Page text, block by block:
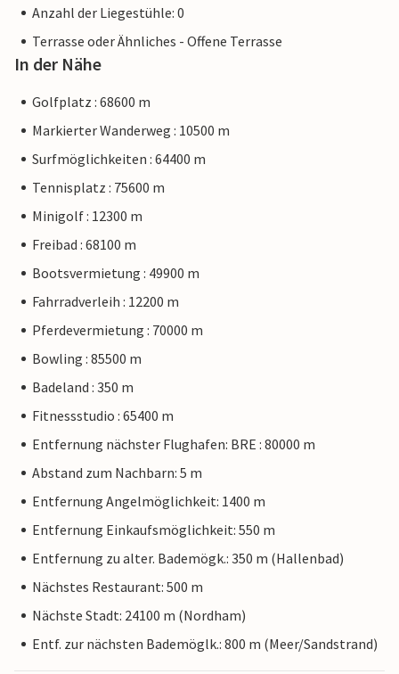
Anzahl der Liegestühle: 0
Terrasse oder Ähnliches - Offene Terrasse
In der Nähe
Golfplatz : 68600 m
Markierter Wanderweg : 10500 m
Surfmöglichkeiten : 64400 m
Tennisplatz : 75600 m
Minigolf : 12300 m
Freibad : 68100 m
Bootsvermietung : 49900 m
Fahrradverleih : 12200 m
Pferdevermietung : 70000 m
Bowling : 85500 m
Badeland : 350 m
Fitnessstudio : 65400 m
Entfernung nächster Flughafen: BRE : 80000 m
Abstand zum Nachbarn: 5 m
Entfernung Angelmöglichkeit: 1400 m
Entfernung Einkaufsmöglichkeit: 550 m
Entfernung zu alter. Bademögk.: 350 m (Hallenbad)
Nächstes Restaurant: 500 m
Nächste Stadt: 24100 m (Nordham)
Entf. zur nächsten Bademöglk.: 800 m (Meer/Sandstrand)